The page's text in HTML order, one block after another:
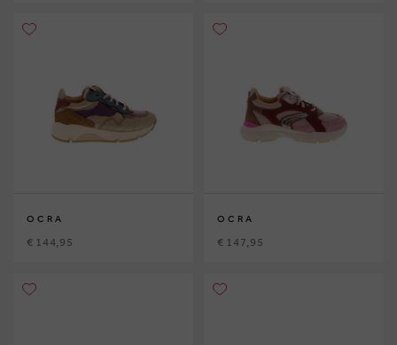
OCRA
€ 144,95
OCRA
€ 147,95